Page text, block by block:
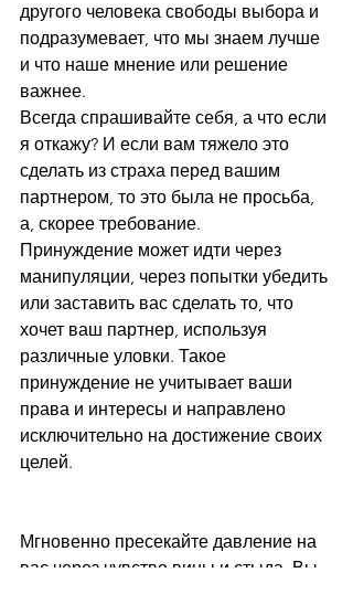
другого человека свободы выбора и
подразумевает, что мы знаем лучше
и что наше мнение или решение
важнее.
Всегда спрашивайте себя, а что если
я откажу? И если вам тяжело это
сделать из страха перед вашим
партнером, то это была не просьба,
а, скорее требование.
Принуждение может идти через
манипуляции, через попытки убедить
или заставить вас сделать то, что
хочет ваш партнер, используя
различные уловки. Такое
принуждение не учитывает ваши
права и интересы и направлено
исключительно на достижение своих
целей.
Мгновенно пресекайте давление на
вас через чувство вины и стыда. Вы